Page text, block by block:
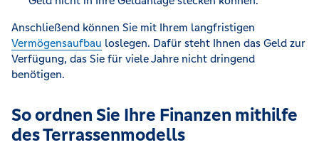
Anschließend können Sie mit Ihrem langfristigen
Vermögensaufbau loslegen. Dafür steht Ihnen das Geld zur
Verfügung, das Sie für viele Jahre nicht dringend
benötigen.
So ordnen Sie Ihre Finanzen mithilfe
des Terrassenmodells